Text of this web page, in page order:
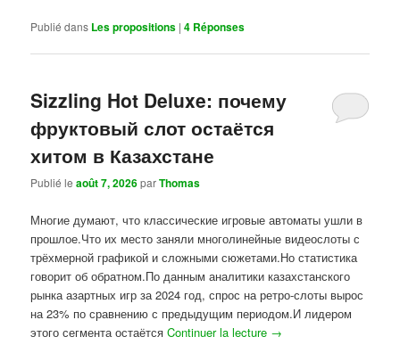
Publié dans Les propositions |4 Réponses
Sizzling Hot Deluxe: почему
фруктовый слот остаётся
хитом в Казахстане
Publié leaoût 7, 2026parThomas
Многие думают, что классические игровые автоматы ушли в
прошлое.Что их место заняли многолинейные видеослоты с
трёхмерной графикой и сложными сюжетами.Но статистика
говорит об обратном.По данным аналитики казахстанского
рынка азартных игр за 2024 год, спрос на ретро-слоты вырос
на 23% по сравнению с предыдущим периодом.И лидером
этого сегмента остаётсяContinuer la lecture →